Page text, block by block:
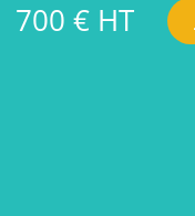
700 € HT